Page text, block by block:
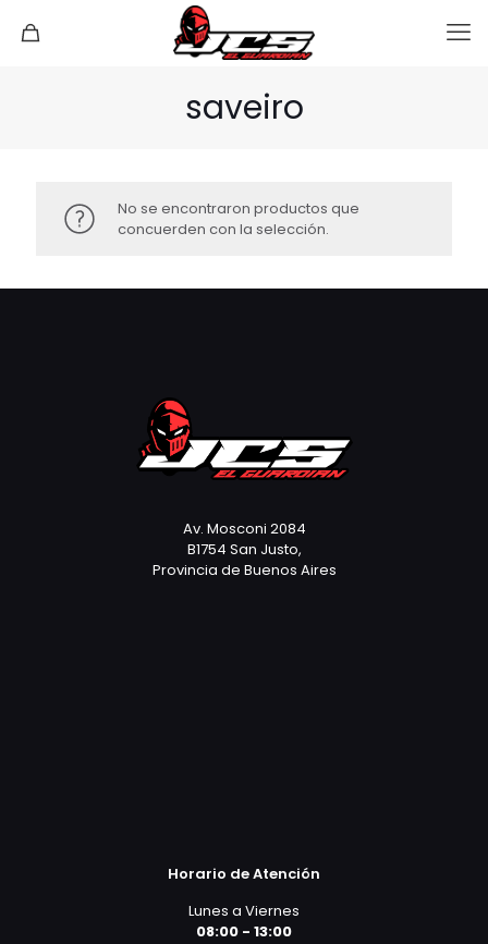
saveiro
No se encontraron productos que
concuerden con la selección.
Av. Mosconi 2084
B1754 San Justo,
Provincia de Buenos Aires
Horario de Atención
Lunes a Viernes
08:00 - 13:00